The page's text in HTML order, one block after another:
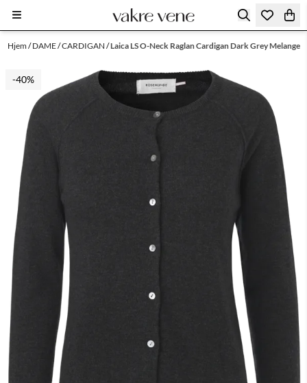
Hopp til innhold
Hjem/DAME/CARDIGAN /Laica LS O-Neck Raglan Cardigan Dark Grey Melange
-40%